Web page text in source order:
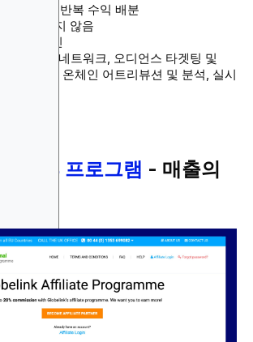
별 10-20% 반복 수익 배분
: 명시되지 않음
테이블코인
DSP/광고 네트워크, 오디언스 타겟팅 및
AI 최적화, 온체인 어트리뷰션 및 분석, 실시
제휴 프로그램 - 매출의